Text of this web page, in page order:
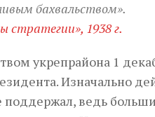
бахвальством».
стратегии», 1938 г.
укрепрайона 1
Изначально
ведь